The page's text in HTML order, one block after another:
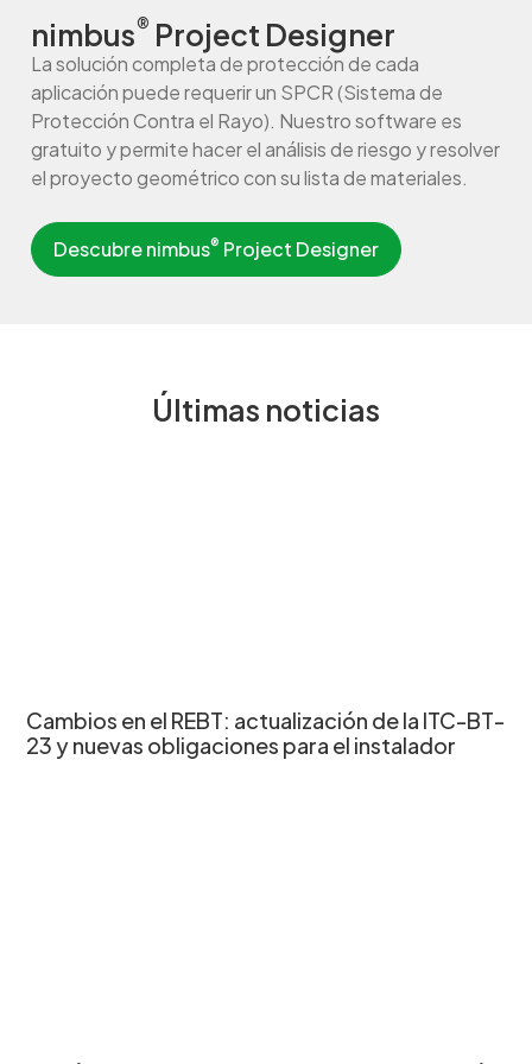
nimbus® Project Designer
La solución completa de protección de cada
aplicación puede requerir un SPCR (Sistema de
Protección Contra el Rayo). Nuestro software es
gratuito y permite hacer el análisis de riesgo y resolver
el proyecto geométrico con su lista de materiales.
Descubre nimbus® Project Designer
Últimas noticias
Cambios en el REBT: actualización de la ITC-BT-
23 y nuevas obligaciones para el instalador